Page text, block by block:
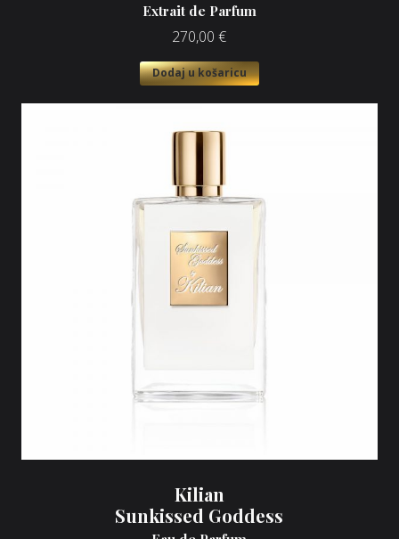
Extrait de Parfum
270,00 €
Dodaj u košaricu
Kilian
Sunkissed Goddess